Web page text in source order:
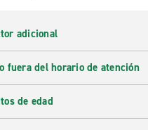
adicional
fuera del horario de atención
de edad